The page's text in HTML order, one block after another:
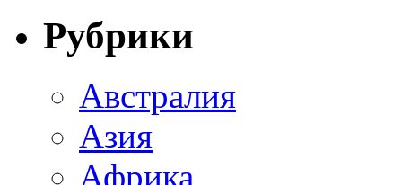
Рубрики
Австралия
Азия
Африка